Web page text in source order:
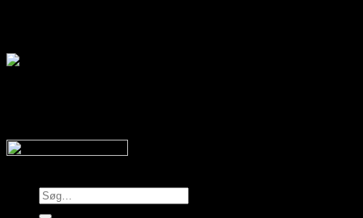
Søg
efter: